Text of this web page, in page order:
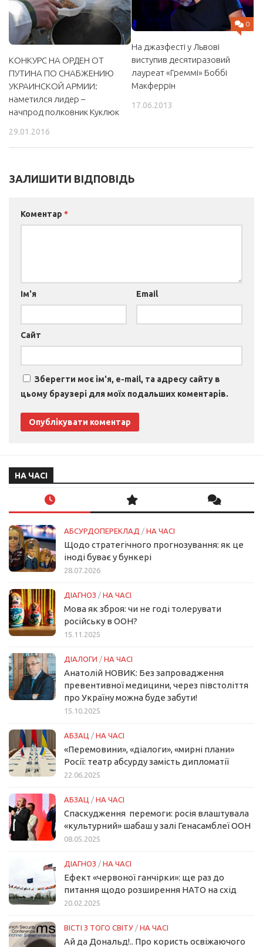
КОНКУРС НА ОРДЕН ОТ
ПУТИНА ПО СНАБЖЕНИЮ
УКРАИНСКОЙ АРМИИ:
наметился лидер –
начпрод полковник Куклюк
29.01.2016
0
На джазфесті у Львові
виступив десятиразовий
лауреат «Греммі» Боббі
Макферрін
17.06.2013
ЗАЛИШИТИ ВІДПОВІДЬ
Коментар *
Ім'я Email
Сайт
Зберегти моє ім'я, e-mail, та адресу сайту в
цьому браузері для моїх подальших коментарів.
НА ЧАСІ
АБСУРДОПЕРЕКЛАД / НА ЧАСІ
Щодо стратегічного прогнозування: як це
іноді буває у бункері
28.07.2026
ДІАГНОЗ / НА ЧАСІ
Мова як зброя: чи не годі толерувати
російську в ООН?
15.11.2025
ДІАЛОГИ / НА ЧАСІ
Анатолій НОВИК: Без запровадження
превентивної медицини, через півстоліття
про Україну можна буде забути!
15.10.2025
АБЗАЦ / НА ЧАСІ
«Перемовини», «діалоги», «мирні плани»
Росії: театр абсурду замість дипломатії
22.06.2025
АБЗАЦ / НА ЧАСІ
Спаскудження перемоги: росія влаштувала
«культурний» шабаш у залі Генасамблеї ООН
08.05.2025
ДІАГНОЗ / НА ЧАСІ
Ефект «червоної ганчірки»: ще раз до
питання щодо розширення НАТО на схід
20.02.2025
ВІСТІ З ТОГО СВІТУ / НА ЧАСІ
Ай да Дональд!.. Про користь освіжаючого